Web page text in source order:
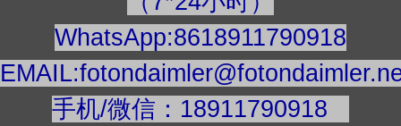
WhatsApp:8618911790918
手机/微信：18911790918